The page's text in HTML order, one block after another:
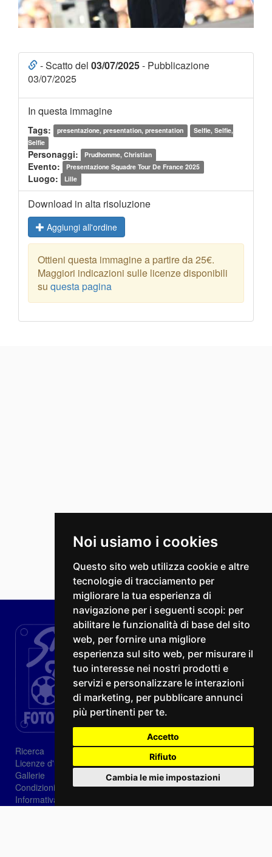
Noi usiamo i cookies
Questo sito web utilizza cookie e altre
tecnologie di tracciamento per
migliorare la tua esperienza di
navigazione per i seguenti scopi: per
abilitare le funzionalità di base del sito
web, per fornire una migliore
esperienza sul sito web, per misurare il
tuo interesse nei nostri prodotti e
servizi e personalizzare le interazioni
di marketing, per pubblicare annunci
più pertinenti per te.
Accetto
Rifiuto
Cambia le mie impostazioni
- Scatto del 03/07/2025- Pubblicazione
03/07/2025
In questa immagine
Tags: presentazione, presentation, presentation
Selfie, Selfie,
Selfie
Personaggi: Prudhomme, Christian
Evento: Presentazione Squadre Tour De France 2025
Luogo: Lille
Download in alta risoluzione
Aggiungi all'ordine
Ottieni questa immagine a partire da 25€.
Maggiori indicazioni sulle licenze disponibili
su questa pagina
Ricerca
Licenze d'utilizzo
Gallerie
Condizioni di vendita
Informativa sui Cookie